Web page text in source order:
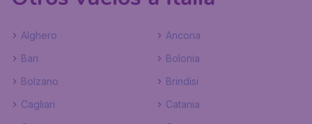
Alghero
Ancona
Bari
Bolonia
Bolzano
Brindisi
Cagliari
Catania